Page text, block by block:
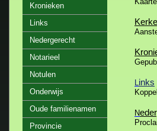
Kronieken
Links
Nedergerecht
Notarieel
Notulen
Onderwijs
Oude familienamen
Provincie
Links
N